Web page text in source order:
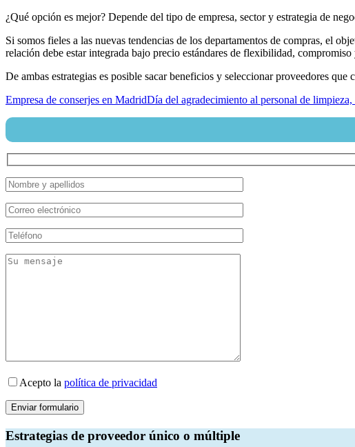
¿Qué opción es mejor? Depende del tipo de empresa, sector y estrategia de
Si somos fieles a las nuevas tendencias de los departamentos de compras, el
relación debe estar integrada bajo precio estándares de flexibilidad,
De ambas estrategias es posible sacar beneficios y seleccionar proveedores
Empresa de conserjes en MadridDía del agradecimiento al personal de
Acepto la política de privacidad
Estrategias de proveedor único o múltiple